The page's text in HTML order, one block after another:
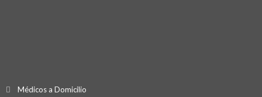
Médicos a Domicilio